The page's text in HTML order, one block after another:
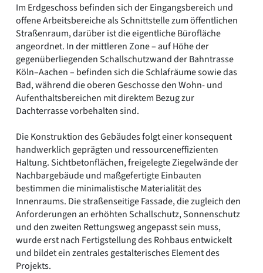
Im Erdgeschoss befinden sich der Eingangsbereich und
offene Arbeitsbereiche als Schnittstelle zum öffentlichen
Straßenraum, darüber ist die eigentliche Bürofläche
angeordnet. In der mittleren Zone – auf Höhe der
gegenüberliegenden Schallschutzwand der Bahntrasse
Köln–Aachen – befinden sich die Schlafräume sowie das
Bad, während die oberen Geschosse den Wohn- und
Aufenthaltsbereichen mit direktem Bezug zur
Dachterrasse vorbehalten sind.
Die Konstruktion des Gebäudes folgt einer konsequent
handwerklich geprägten und ressourceneffizienten
Haltung. Sichtbetonflächen, freigelegte Ziegelwände der
Nachbargebäude und maßgefertigte Einbauten
bestimmen die minimalistische Materialität des
Innenraums. Die straßenseitige Fassade, die zugleich den
Anforderungen an erhöhten Schallschutz, Sonnenschutz
und den zweiten Rettungsweg angepasst sein muss,
wurde erst nach Fertigstellung des Rohbaus entwickelt
und bildet ein zentrales gestalterisches Element des
Projekts.